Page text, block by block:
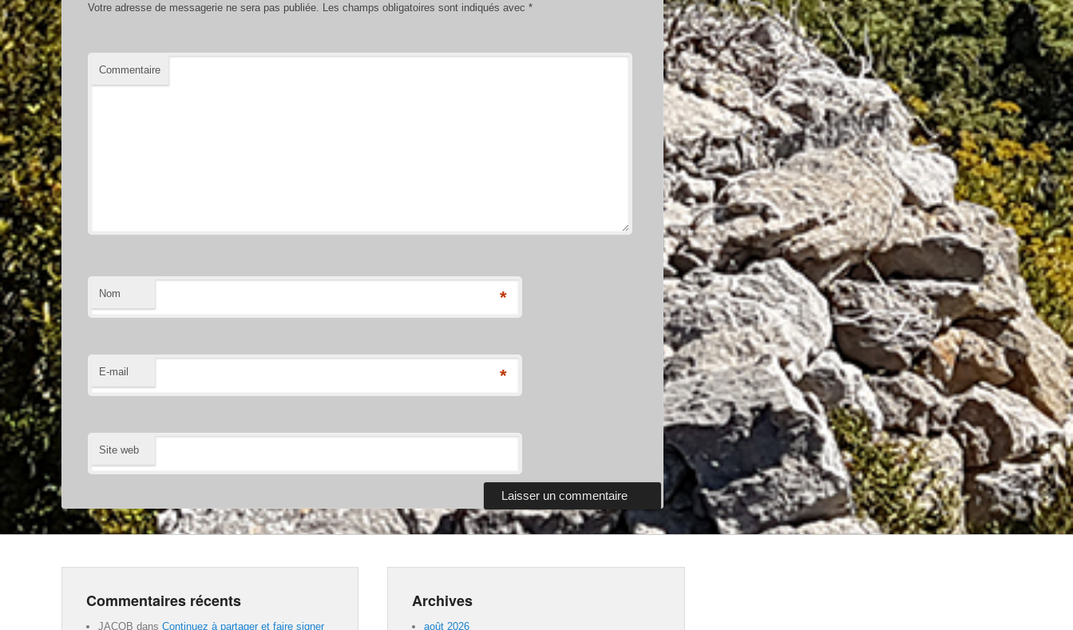
Votre adresse de messagerie ne sera pas publiée. Les champs obligatoires sont indiqués avec *
Commentaire
Nom *
E-mail *
Site web
Commentaires récents
JACOB dans Continuez à partager et faire signer
Archives
août 2026